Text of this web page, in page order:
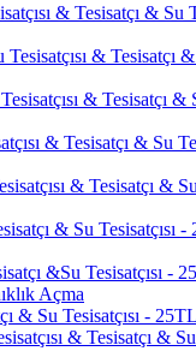
& Tesisatçı & Su
Tesisatçısı & Tesisatçı
& Tesisatçı &
& Tesisatçı & Su
& Tesisatçı &
& Su Tesisatçısı
&Su Tesisatçısı -
Açma
& Su Tesisatçısı -
& Tesisatçı &